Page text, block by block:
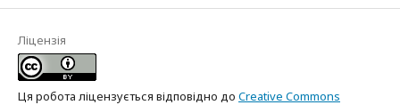
Ліцензія
Ця робота ліцензується відповідно до Creative Commons